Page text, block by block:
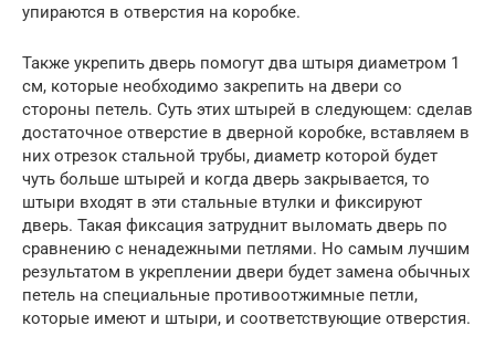
упираются в отверстия на коробке.
Также укрепить дверь помогут два штыря диаметром 1
см, которые необходимо закрепить на двери со
стороны петель. Суть этих штырей в следующем: сделав
достаточное отверстие в дверной коробке, вставляем в
них отрезок стальной трубы, диаметр которой будет
чуть больше штырей и когда дверь закрывается, то
штыри входят в эти стальные втулки и фиксируют
дверь. Такая фиксация затруднит выломать дверь по
сравнению с ненадежными петлями. Но самым лучшим
результатом в укреплении двери будет замена обычных
петель на специальные противоотжимные петли,
которые имеют и штыри, и соответствующие отверстия.